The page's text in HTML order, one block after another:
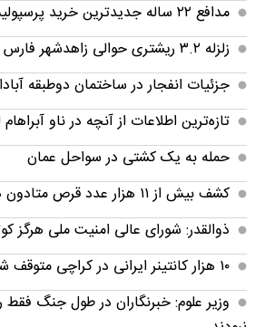
مدافع ۲۲ ساله جدیدترین خرید پرسپولیس
زلزله ۳.۲ ریشتری حوالی زاهدشهر فارس
جزئیات انفجار در ساختمان دوطبقه
تازه‌ترین اطلاعات از آنچه در ناو
حمله به یک کشتی در سواحل عمان
کشف بیش از ۱۱ هزار عدد قرص متادون در یک مرکز درمانی
ذوالقدر: شورای عالی امنیت ملی هرگز
۱۰ هزار کانتینر ایرانی در کراچی متوقف شده است
وزیر علوم: خبرنگاران در طول جنگ فقط